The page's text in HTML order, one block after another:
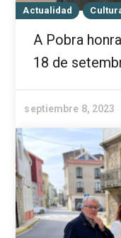
Actualidad
A Pobra
18 de
septiembre 8, 2023